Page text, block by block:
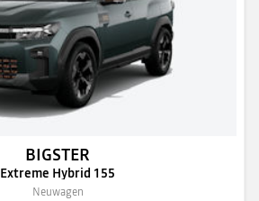
BIGSTER
Extreme Hybrid 155
Neuwagen